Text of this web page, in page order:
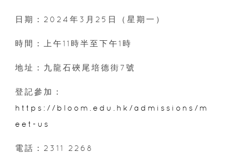
日期：2024年3月25日（星期一）
時間：上午11時半至下午1時
地址：九龍石硤尾培德街7號
登記參加：
https://bloom.edu.hk/admissions/m
eet-us
電話：2311 2268